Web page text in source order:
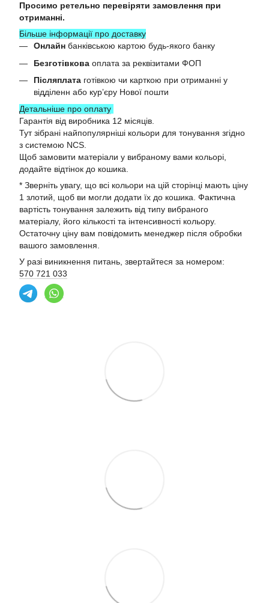
Просимо ретельно перевіряти замовлення при
отриманні.
Більше інформації про доставку
Онлайн банківською картою будь-якого банку
Безготівкова оплата за реквізитами ФОП
Післяплата готівкою чи карткою при отриманні у
відділенн або курʼєру Нової пошти
Детальніше про оплату
Гарантія від виробника 12 місяців.
Тут зібрані найпопулярніші кольори для тонування згідно
з системою NCS.
Щоб замовити матеріали у вибраному вами кольорі,
додайте відтінок до кошика.
* Зверніть увагу, що всі кольори на цій сторінці мають ціну
1 злотий, щоб ви могли додати їх до кошика. Фактична
вартість тонування залежить від типу вибраного
матеріалу, його кількості та інтенсивності кольору.
Остаточну ціну вам повідомить менеджер після обробки
вашого замовлення.
У разі виникнення питань, звертайтеся за номером:
570 721 033